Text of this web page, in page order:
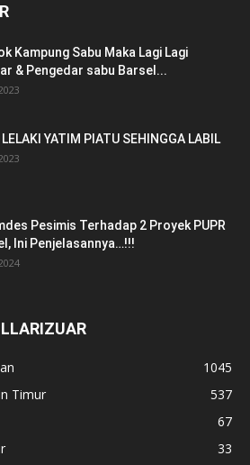
Kampung Sabu Maka Lagi Lagi
& Pengedar sabu Barsel...
LELAKI YATIM PIATU SEHINGGA LABIL
Pesimis Terhadap 2 Proyek PUPR
Ini Penjelasannya…!!!
1045
Timur
537
67
33